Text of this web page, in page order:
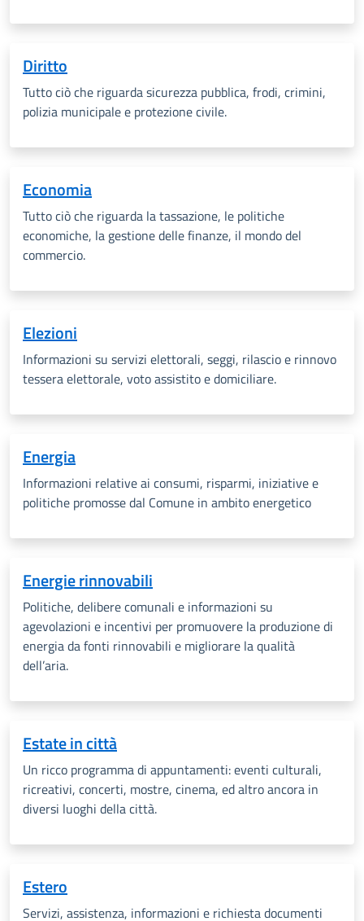
Diritto
Tutto ciò che riguarda sicurezza pubblica, frodi, crimini,
polizia municipale e protezione civile.
Economia
Tutto ciò che riguarda la tassazione, le politiche
economiche, la gestione delle finanze, il mondo del
commercio.
Elezioni
Informazioni su servizi elettorali, seggi, rilascio e rinnovo
tessera elettorale, voto assistito e domiciliare.
Energia
Informazioni relative ai consumi, risparmi, iniziative e
politiche promosse dal Comune in ambito energetico
Energie rinnovabili
Politiche, delibere comunali e informazioni su
agevolazioni e incentivi per promuovere la produzione di
energia da fonti rinnovabili e migliorare la qualità
dell’aria.
Estate in città
Un ricco programma di appuntamenti: eventi culturali,
ricreativi, concerti, mostre, cinema, ed altro ancora in
diversi luoghi della città.
Estero
Servizi, assistenza, informazioni e richiesta documenti